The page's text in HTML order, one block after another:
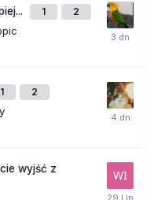
1 2
1 2
wyjść z